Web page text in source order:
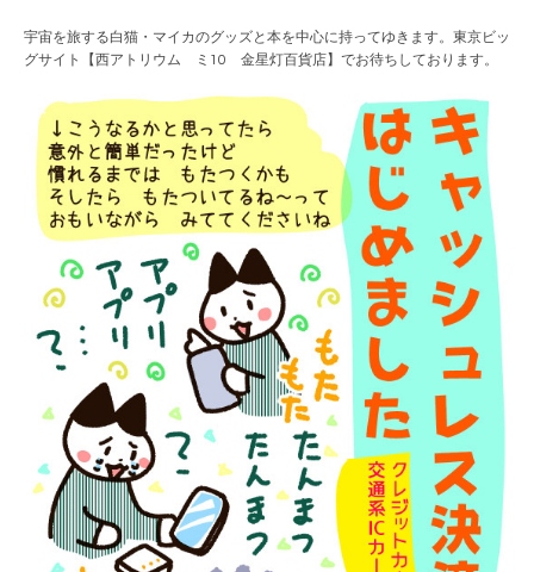
宇宙を旅する白猫・マイカのグッズと本を中心に持ってゆきます。東京ビッ
グサイト【西アトリウム ミ10 金星灯百貨店】でお待ちしております。